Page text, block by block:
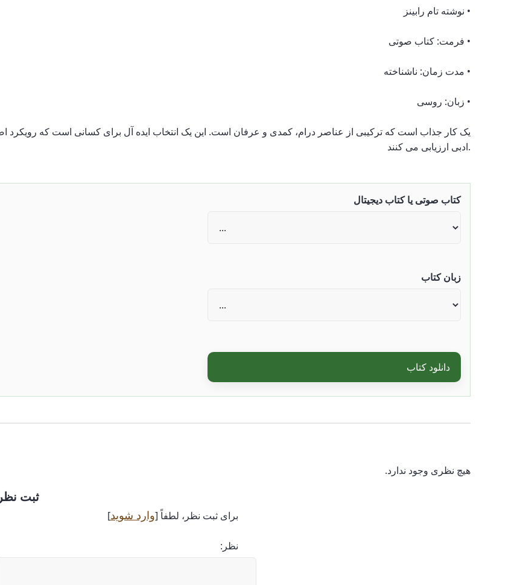
• نوشته تام رابینز
• فرمت: کتاب صوتی
• مدت زمان: ناشناخته
• زبان: روسی
ادبی ارزیابی می کنند.
کتاب صوتی یا کتاب دیجیتال
زبان کتاب
دانلود کتاب
هیچ نظری وجود ندارد.
ثبت نظر
برای ثبت نظر، لطفاً [وارد شوید]
نظر: